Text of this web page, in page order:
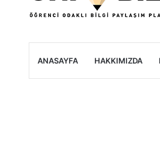
ANASAYFA HAKKIMIZDA